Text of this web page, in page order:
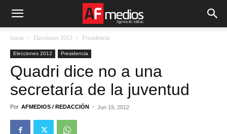
Inicio Elecciones 2012 Presidencia
Elecciones 2012 Presidencia
Quadri dice no a una
secretaría de la juventud
Por AFMEDIOS / REDACCIÓN - Jun 19, 2012